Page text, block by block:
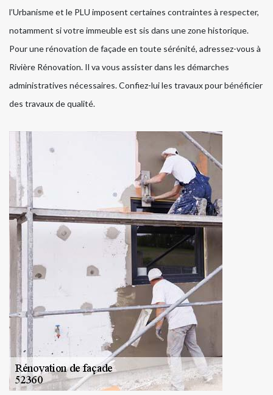
l’Urbanisme et le PLU imposent certaines contraintes à respecter,
notamment si votre immeuble est sis dans une zone historique.
Pour une rénovation de façade en toute sérénité, adressez-vous à
Rivière Rénovation. Il va vous assister dans les démarches
administratives nécessaires. Confiez-lui les travaux pour bénéficier
des travaux de qualité.